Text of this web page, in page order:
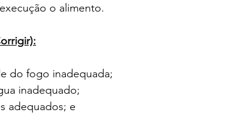
o alimento.
do fogo inadequada;
inadequado;
adequados; e